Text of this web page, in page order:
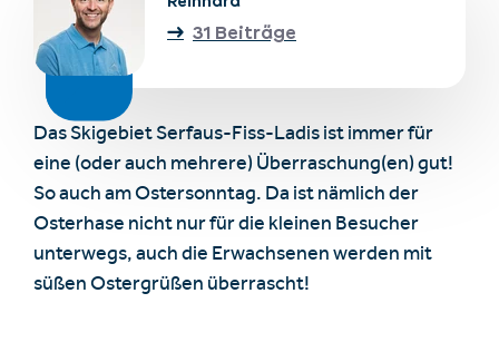
Das Skigebiet Serfaus-Fiss-Ladis ist immer für
eine (oder auch mehrere) Überraschung(en) gut!
So auch am Ostersonntag. Da ist nämlich der
Osterhase nicht nur für die kleinen Besucher
unterwegs, auch die Erwachsenen werden mit
süßen Ostergrüßen überrascht!
31 Beiträge